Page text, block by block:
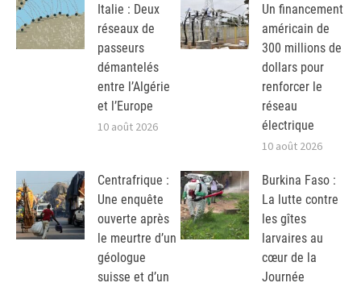
Italie : Deux
réseaux de
passeurs
démantelés
entre l’Algérie
et l’Europe
10 août 2026
Un financement
américain de
300 millions de
dollars pour
renforcer le
réseau
électrique
10 août 2026
Centrafrique :
Une enquête
ouverte après
le meurtre d’un
géologue
suisse et d’un
Burkina Faso :
La lutte contre
les gîtes
larvaires au
cœur de la
Journée